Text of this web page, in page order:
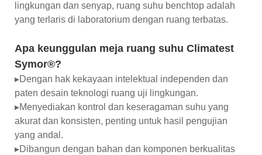
lingkungan dan senyap, ruang suhu benchtop adalah
yang terlaris di laboratorium dengan ruang terbatas.
Apa keunggulan meja ruang suhu Climatest
Symor®?
▸Dengan hak kekayaan intelektual independen dan
paten desain teknologi ruang uji lingkungan.
▸Menyediakan kontrol dan keseragaman suhu yang
akurat dan konsisten, penting untuk hasil pengujian
yang andal.
▸Dibangun dengan bahan dan komponen berkualitas